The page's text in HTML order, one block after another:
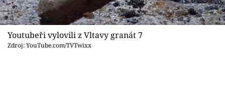
Youtubeři vylovili z Vltavy granát 7
Zdroj: YouTube.com/TVTwixx